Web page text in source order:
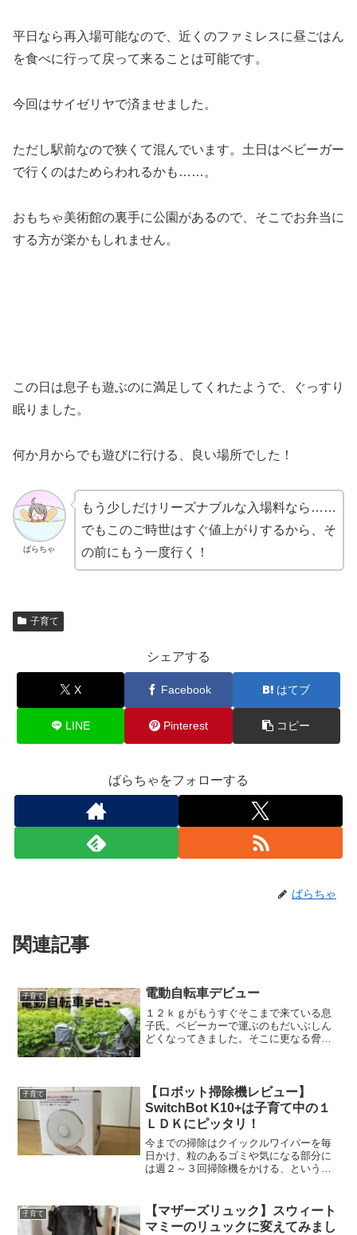
平日なら再入場可能なので、近くのファミレスに昼ごはん
を食べに行って戻って来ることは可能です。
今回はサイゼリヤで済ませました。
ただし駅前なので狭くて混んでいます。土日はベビーガー
で行くのはためらわれるかも……。
おもちゃ美術館の裏手に公園があるので、そこでお弁当に
する方が楽かもしれません。
この日は息子も遊ぶのに満足してくれたようで、ぐっすり
眠りました。
何か月からでも遊びに行ける、良い場所でした！
ばらちゃ
もう少しだけリーズナブルな入場料なら……
でもこのご時世はすぐ値上がりするから、そ
の前にもう一度行く！
子育て
シェアする
X Facebook はてブ
LINE Pinterest コピー
ばらちゃをフォローする
ばらちゃ
関連記事
子育て 電動自転車デビュー
１２ｋｇがもうすぐそこまで来ている息
子氏。ベビーカーで運ぶのもだいぶしん
どくなってきました。そこに更なる脅
して、ついに先日我が家に電動自...
子育て
【ロボット掃除機レビュー】
SwitchBot K10+は子育て中の１
ＬＤＫにピッタリ！
今までの掃除はクイックルワイパーを毎
日かけ、粒のあるゴミや気になる部分に
は週２～３回掃除機をかける、という頻
が、主人は食洗器の時と同じように自動
化を提案していました。食...
子育て
【マザーズリュック】スウィート
マミーのリュックに変えてみまし